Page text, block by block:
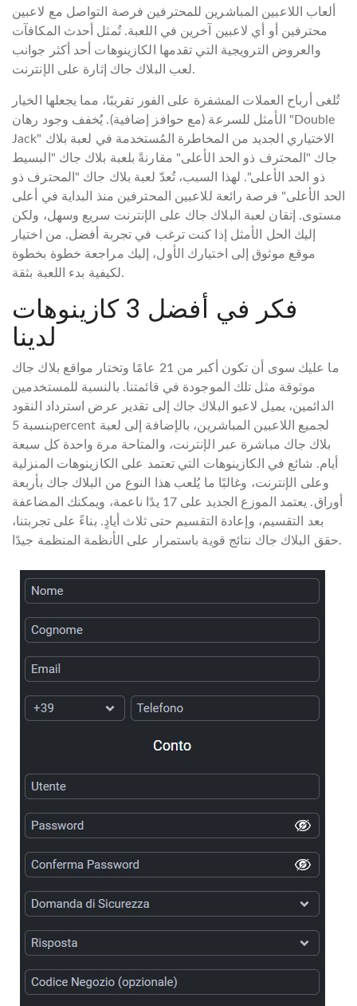
ألعاب اللاعبين المباشرين للمحترفين فرصة التواصل مع لاعبين
محترفين أو أي لاعبين آخرين في اللعبة. تُمثل أحدث المكافآت
والعروض الترويجية التي تقدمها الكازينوهات أحد أكثر جوانب
لعب البلاك جاك إثارة على الإنترنت.
تُلغى أرباح العملات المشفرة على الفور تقريبًا، مما يجعلها الخيار
الأمثل للسرعة (مع حوافز إضافية). يُخفف وجود رهان "Double
Jack" الاختياري الجديد من المخاطرة المُستخدمة في لعبة بلاك
جاك "المحترف ذو الحد الأعلى" مقارنةً بلعبة بلاك جاك "البسيط
ذو الحد الأعلى". لهذا السبب، تُعدّ لعبة بلاك جاك "المحترف ذو
الحد الأعلى" فرصة رائعة للاعبين المحترفين منذ البداية في أعلى
مستوى. إتقان لعبة البلاك جاك على الإنترنت سريع وسهل، ولكن
إليك الحل الأمثل إذا كنت ترغب في تجربة أفضل. من اختيار
موقع موثوق إلى اختيارك الأول، إليك مراجعة خطوة بخطوة
لكيفية بدء اللعبة بثقة.
فكر في أفضل 3 كازينوهات
لدينا
ما عليك سوى أن تكون أكبر من 21 عامًا وتختار مواقع بلاك جاك
موثوقة مثل تلك الموجودة في قائمتنا. بالنسبة للمستخدمين
الدائمين، يميل لاعبو البلاك جاك إلى تقدير عرض استرداد النقود
بنسبة 5percent لجميع اللاعبين المباشرين، بالإضافة إلى لعبة
بلاك جاك مباشرة عبر الإنترنت، والمتاحة مرة واحدة كل سبعة
أيام. شائع في الكازينوهات التي تعتمد على الكازينوهات المنزلية
وعلى الإنترنت، وغالبًا ما يُلعب هذا النوع من البلاك جاك بأربعة
أوراق. يعتمد الموزع الجديد على 17 يدًا ناعمة، ويمكنك المضاعفة
بعد التقسيم، وإعادة التقسيم حتى ثلاث أيادٍ. بناءً على تجربتنا،
حقق البلاك جاك نتائج قوية باستمرار على الأنظمة المنظمة جيدًا.